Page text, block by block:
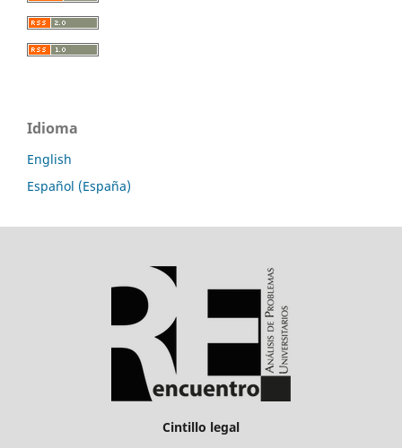
Idioma
English
Español (España)
Cintillo legal